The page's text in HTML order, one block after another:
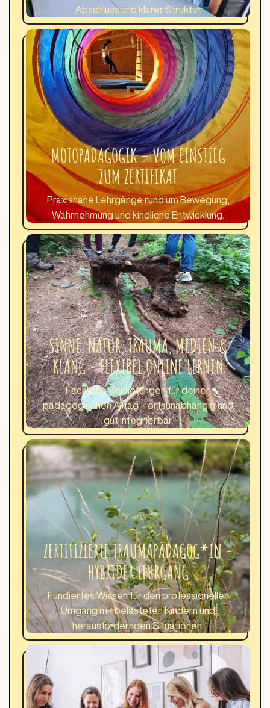
Abschluss und klarer Struktur.
MOTOPÄDAGOGIK – VOM EINSTIEG
ZUM ZERTIFIKAT
Praxisnahe Lehrgänge rund um Bewegung,
Wahrnehmung und kindliche Entwicklung.
SINNE, NATUR, TRAUMA, MEDIEN &
KLANG - FLEXIBEL ONLINE LERNEN
Fachliche Vertiefungen für deinen
pädagogischen Alltag – ortsunabhängig und
gut integrierbar.
ZERTIFIZIERTE TRAUMAPÄDAGOG*IN -
HYBRIDER LEHRGANG
Fundiertes Wissen für den professionellen
Umgang mit belasteten Kindern und
herausfordernden Situationen.